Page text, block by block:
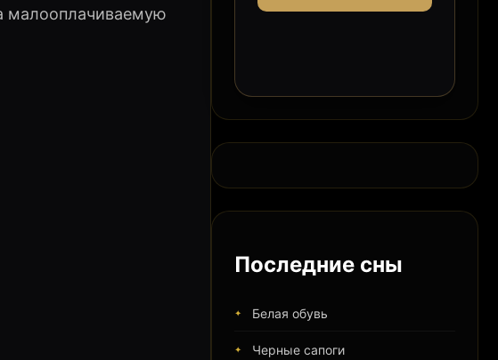
малооплачиваемую
Последние сны
Белая обувь
Черные сапоги